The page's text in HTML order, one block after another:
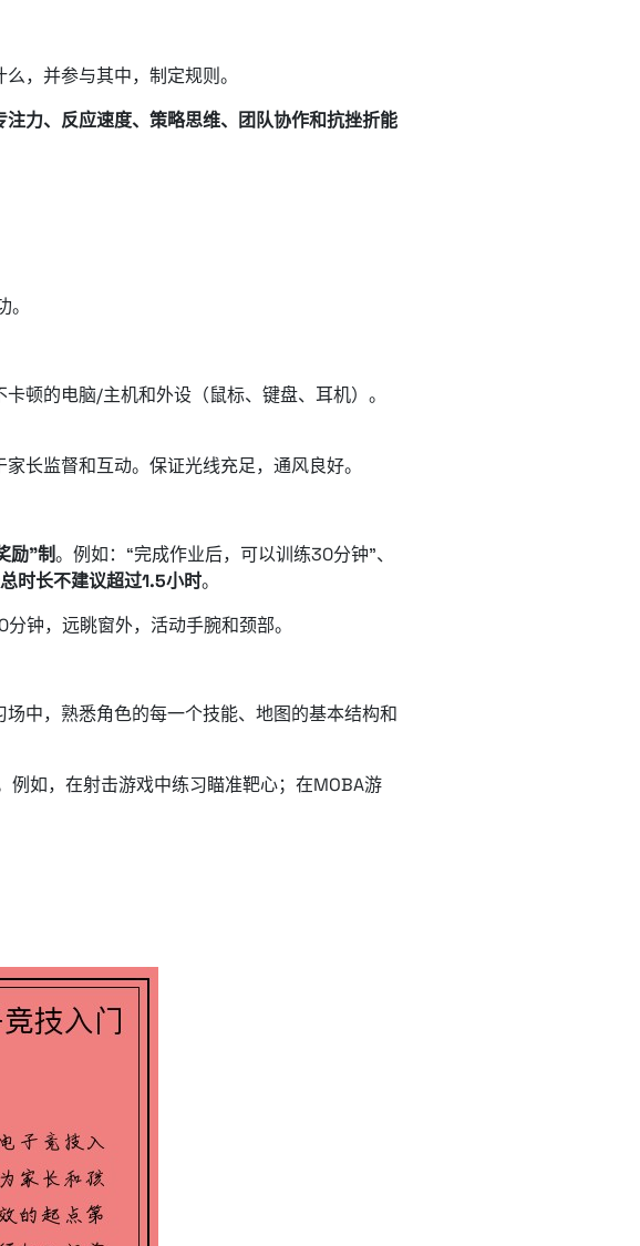
，并参与其中，制定规则。
注力、反应速度、策略思维、团队协作和抗挫折能
顿的电脑/主机和外设（鼠标、键盘、耳机）。
长监督和互动。保证光线充足，通风良好。
励”制。例如：“完成作业后，可以训练30分钟”、
时长不建议超过1.5小时。
钟，远眺窗外，活动手腕和颈部。
中，熟悉角色的每一个技能、地图的基本结构和
例如，在射击游戏中练习瞄准靶心；在MOBA游